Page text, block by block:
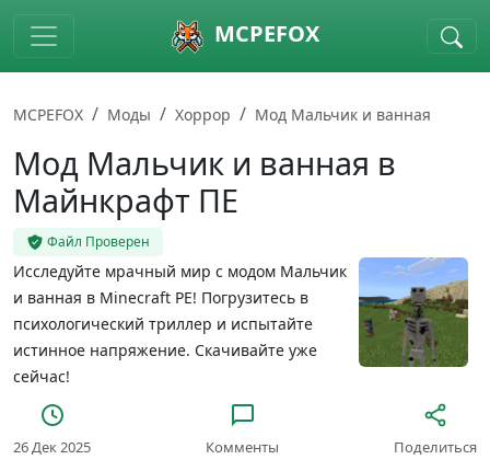
Skip to main content MCPEFOX
MCPEFOX Моды Хоррор Мод Мальчик и ванная
Мод Мальчик и ванная в
Майнкрафт ПЕ
Файл Проверен
Исследуйте мрачный мир с модом Мальчик
и ванная в Minecraft PE! Погрузитесь в
психологический триллер и испытайте
истинное напряжение. Скачивайте уже
сейчас!
26 Дек 2025 Комменты Поделиться